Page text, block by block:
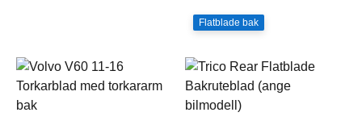
Flatblade bak